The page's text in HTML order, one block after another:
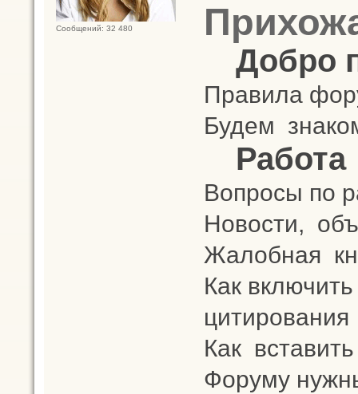
Сообщений: 32 480
Добро
Правила
Будем
Вопросы по
Новости,
Жалобная
Как
цитирования
Как
Форуму